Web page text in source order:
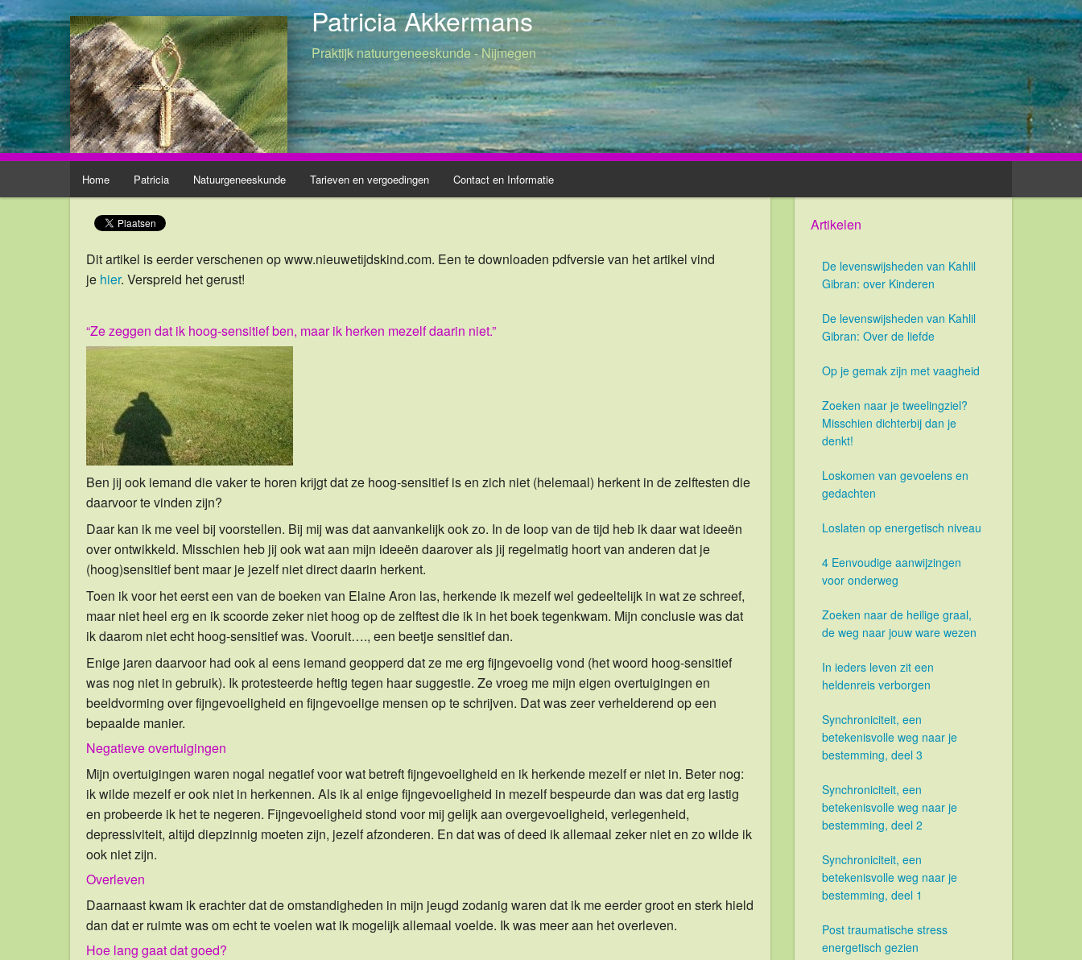
Patricia Akkermans
Praktijk natuurgeneeskunde - Nijmegen
Home Patricia Natuurgeneeskunde Tarieven en vergoedingen Contact en Informatie
Dit artikel is eerder verschenen op www.nieuwetijdskind.com. Een te downloaden pdfversie van het artikel vind
je hier. Verspreid het gerust!
“Ze zeggen dat ik hoog-sensitief ben, maar ik herken mezelf daarin niet.”
Ben jij ook iemand die vaker te horen krijgt dat ze hoog-sensitief is en zich niet (helemaal) herkent in de zelftesten die
daarvoor te vinden zijn?
Daar kan ik me veel bij voorstellen. Bij mij was dat aanvankelijk ook zo. In de loop van de tijd heb ik daar wat ideeën
over ontwikkeld. Misschien heb jij ook wat aan mijn ideeën daarover als jij regelmatig hoort van anderen dat je
(hoog)sensitief bent maar je jezelf niet direct daarin herkent.
Toen ik voor het eerst een van de boeken van Elaine Aron las, herkende ik mezelf wel gedeeltelijk in wat ze schreef,
maar niet heel erg en ik scoorde zeker niet hoog op de zelftest die ik in het boek tegenkwam. Mijn conclusie was dat
ik daarom niet echt hoog-sensitief was. Vooruit…., een beetje sensitief dan.
Enige jaren daarvoor had ook al eens iemand geopperd dat ze me erg fijngevoelig vond (het woord hoog-sensitief
was nog niet in gebruik). Ik protesteerde heftig tegen haar suggestie. Ze vroeg me mijn eigen overtuigingen en
beeldvorming over fijngevoeligheid en fijngevoelige mensen op te schrijven. Dat was zeer verhelderend op een
bepaalde manier.
Negatieve overtuigingen
Mijn overtuigingen waren nogal negatief voor wat betreft fijngevoeligheid en ik herkende mezelf er niet in. Beter nog:
ik wilde mezelf er ook niet in herkennen. Als ik al enige fijngevoeligheid in mezelf bespeurde dan was dat erg lastig
en probeerde ik het te negeren. Fijngevoeligheid stond voor mij gelijk aan overgevoeligheid, verlegenheid,
depressiviteit, altijd diepzinnig moeten zijn, jezelf afzonderen. En dat was of deed ik allemaal zeker niet en zo wilde ik
ook niet zijn.
Overleven
Daarnaast kwam ik erachter dat de omstandigheden in mijn jeugd zodanig waren dat ik me eerder groot en sterk hield
dan dat er ruimte was om echt te voelen wat ik mogelijk allemaal voelde. Ik was meer aan het overleven.
Hoe lang gaat dat goed?
Artikelen
De levenswijsheden van Kahlil
Gibran: over Kinderen
De levenswijsheden van Kahlil
Gibran: Over de liefde
Op je gemak zijn met vaagheid
Zoeken naar je tweelingziel?
Misschien dichterbij dan je
denkt!
Loskomen van gevoelens en
gedachten
Loslaten op energetisch niveau
4 Eenvoudige aanwijzingen
voor onderweg
Zoeken naar de heilige graal,
de weg naar jouw ware wezen
In ieders leven zit een
heldenreis verborgen
Synchroniciteit, een
betekenisvolle weg naar je
bestemming, deel 3
Synchroniciteit, een
betekenisvolle weg naar je
bestemming, deel 2
Synchroniciteit, een
betekenisvolle weg naar je
bestemming, deel 1
Post traumatische stress
energetisch gezien